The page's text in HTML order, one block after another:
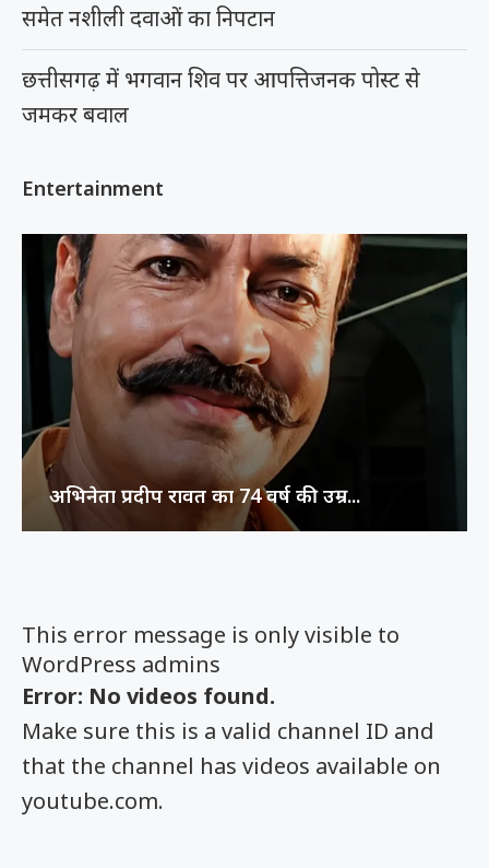
This error message is only visible to
WordPress admins
Error: No videos found.
Make sure this is a valid channel ID and
that the channel has videos available on
youtube.com.
समेत नशीली दवाओं का निपटान
छत्तीसगढ़ में भगवान शिव पर आपत्तिजनक पोस्ट से
जमकर बवाल
Entertainment
अभिनेता प्रदीप रावत का 74 वर्ष की उम्र...